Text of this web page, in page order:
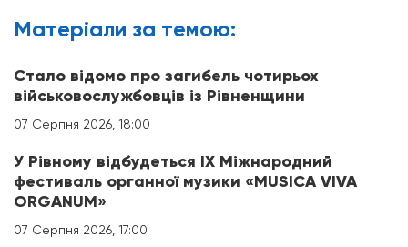
Матерiали за темою:
Стало відомо про загибель чотирьох
військовослужбовців із Рівненщини
07 Серпня 2026, 18:00
У Рівному відбудеться IX Міжнародний
фестиваль органної музики «MUSICA VIVA
ORGANUM»
07 Серпня 2026, 17:00